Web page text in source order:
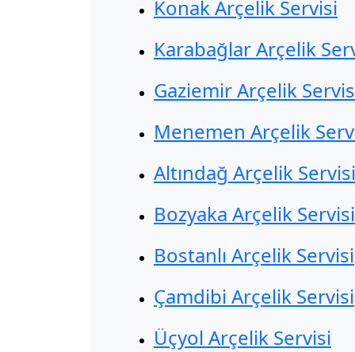
Konak Arçelik Servisi
Karabağlar Arçelik
Gaziemir Arçelik
Menemen Arçelik
Altındağ Arçelik Servisi
Bozyaka Arçelik Servisi
Bostanlı Arçelik Servisi
Çamdibi Arçelik Servisi
Üçyol Arçelik Servisi